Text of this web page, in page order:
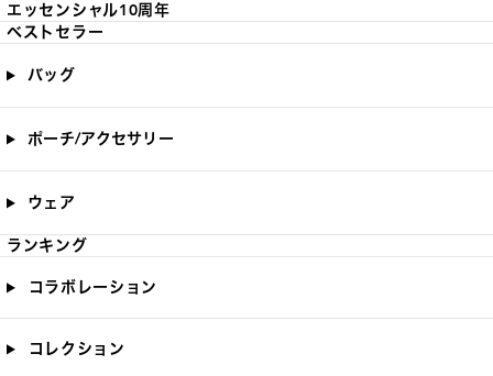
エッセンシャル10周年
ベストセラー
バッグ
ポーチ/アクセサリー
ウェア
ランキング
コラボレーション
コレクション